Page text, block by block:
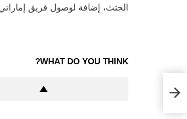
الجثث، إضافة لوصول فريق
WHAT DO YOU THINK?